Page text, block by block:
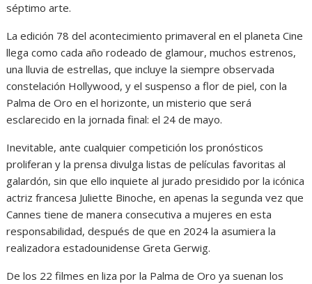
séptimo arte.
La edición 78 del acontecimiento primaveral en el planeta Cine
llega como cada año rodeado de glamour, muchos estrenos,
una lluvia de estrellas, que incluye la siempre observada
constelación Hollywood, y el suspenso a flor de piel, con la
Palma de Oro en el horizonte, un misterio que será
esclarecido en la jornada final: el 24 de mayo.
Inevitable, ante cualquier competición los pronósticos
proliferan y la prensa divulga listas de películas favoritas al
galardón, sin que ello inquiete al jurado presidido por la icónica
actriz francesa Juliette Binoche, en apenas la segunda vez que
Cannes tiene de manera consecutiva a mujeres en esta
responsabilidad, después de que en 2024 la asumiera la
realizadora estadounidense Greta Gerwig.
De los 22 filmes en liza por la Palma de Oro ya suenan los